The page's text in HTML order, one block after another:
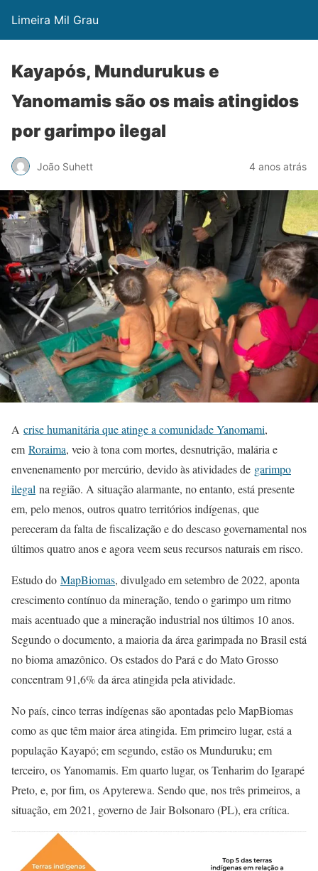
Limeira Mil Grau
Kayapós, Mundurukus e
Yanomamis são os mais atingidos
por garimpo ilegal
João Suhett 4 anos atrás
A crise humanitária que atinge a comunidade Yanomami,
em Roraima, veio à tona com mortes, desnutrição, malária e
envenenamento por mercúrio, devido às atividades de garimpo
ilegal na região. A situação alarmante, no entanto, está presente
em, pelo menos, outros quatro territórios indígenas, que
pereceram da falta de fiscalização e do descaso governamental nos
últimos quatro anos e agora veem seus recursos naturais em risco.
Estudo do MapBiomas, divulgado em setembro de 2022, aponta
crescimento contínuo da mineração, tendo o garimpo um ritmo
mais acentuado que a mineração industrial nos últimos 10 anos.
Segundo o documento, a maioria da área garimpada no Brasil está
no bioma amazônico. Os estados do Pará e do Mato Grosso
concentram 91,6% da área atingida pela atividade.
No país, cinco terras indígenas são apontadas pelo MapBiomas
como as que têm maior área atingida. Em primeiro lugar, está a
população Kayapó; em segundo, estão os Munduruku; em
terceiro, os Yanomamis. Em quarto lugar, os Tenharim do Igarapé
Preto, e, por fim, os Apyterewa. Sendo que, nos três primeiros, a
situação, em 2021, governo de Jair Bolsonaro (PL), era crítica.